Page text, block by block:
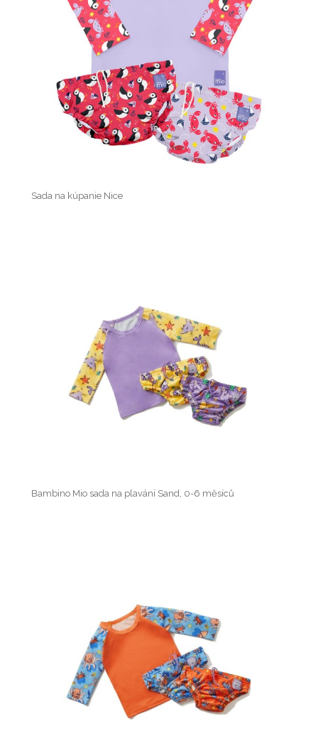
Sada na kúpanie Nice
Bambino Mio sada na plavání Sand, 0-6 měsíců